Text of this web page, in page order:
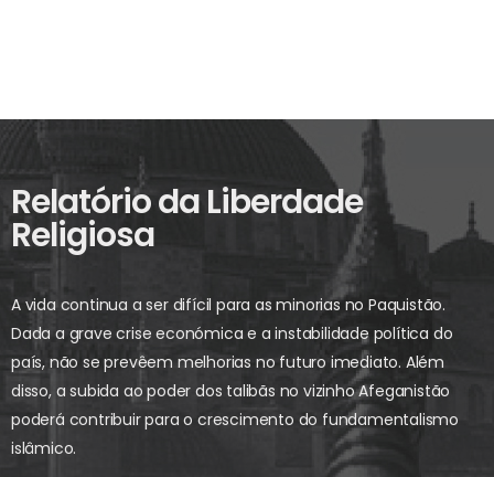
Relatório da Liberdade
Religiosa
A vida continua a ser difícil para as minorias no Paquistão.
Dada a grave crise económica e a instabilidade política do
país, não se prevêem melhorias no futuro imediato. Além
disso, a subida ao poder dos talibãs no vizinho Afeganistão
poderá contribuir para o crescimento do fundamentalismo
islâmico.